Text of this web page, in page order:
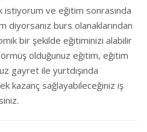
istiyorum ve eğitim sonrasında
diyorsanız burs olanaklarından
bir şekilde eğitiminizi alabilir
olduğunuz eğitim, eğitim
gayret ile yurtdışında
kazanç sağlayabileceğiniz iş